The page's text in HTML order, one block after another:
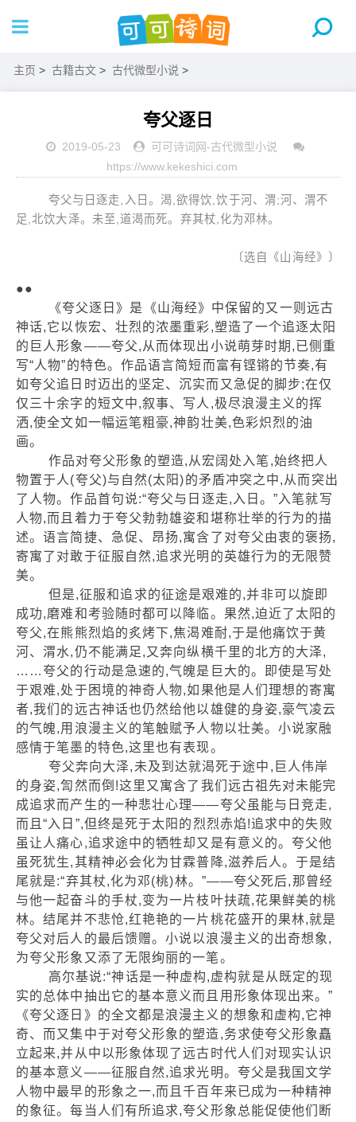
主页 > 古籍古文 > 古代微型小说 >
夸父逐日
2019-05-23 可可诗词网-古代微型小说
https://www.kekeshici.com
夸父与日逐走,入日。渴,欲得饮,饮于河、渭;河、渭不
足,北饮大泽。未至,道渴而死。弃其杖,化为邓林。
〔选自《山海经》〕
●●
《夸父逐日》是《山海经》中保留的又一则远古
神话,它以恢宏、壮烈的浓墨重彩,塑造了一个追逐太阳
的巨人形象——夸父,从而体现出小说萌芽时期,已侧重
写“人物”的特色。作品语言简短而富有铿锵的节奏,有
如夸父追日时迈出的坚定、沉实而又急促的脚步;在仅
仅三十余字的短文中,叙事、写人,极尽浪漫主义的挥
洒,使全文如一幅运笔粗豪,神韵壮美,色彩炽烈的油
画。
作品对夸父形象的塑造,从宏阔处入笔,始终把人
物置于人(夸父)与自然(太阳)的矛盾冲突之中,从而突出
了人物。作品首句说:“夸父与日逐走,入日。”入笔就写
人物,而且着力于夸父勃勃雄姿和堪称壮举的行为的描
述。语言简捷、急促、昂扬,寓含了对夸父由衷的褒扬,
寄寓了对敢于征服自然,追求光明的英雄行为的无限赞
美。
但是,征服和追求的征途是艰难的,并非可以旋即
成功,磨难和考验随时都可以降临。果然,迫近了太阳的
夸父,在熊熊烈焰的炙烤下,焦渴难耐,于是他痛饮于黄
河、渭水,仍不能满足,又奔向纵横千里的北方的大泽,
……夸父的行动是急速的,气魄是巨大的。即使是写处
于艰难,处于困境的神奇人物,如果他是人们理想的寄寓
者,我们的远古神话也仍然给他以雄健的身姿,豪气凌云
的气魄,用浪漫主义的笔触赋予人物以壮美。小说家融
感情于笔墨的特色,这里也有表现。
夸父奔向大泽,未及到达就渴死于途中,巨人伟岸
的身姿,訇然而倒!这里又寓含了我们远古祖先对未能完
成追求而产生的一种悲壮心理——夸父虽能与日竞走,
而且“入日”,但终是死于太阳的烈烈赤焰!追求中的失败
虽让人痛心,追求途中的牺牲却又是有意义的。夸父他
虽死犹生,其精神必会化为甘霖普降,滋养后人。于是结
尾就是:“弃其杖,化为邓(桃)林。”——夸父死后,那曾经
与他一起奋斗的手杖,变为一片枝叶扶疏,花果鲜美的桃
林。结尾并不悲怆,红艳艳的一片桃花盛开的果林,就是
夸父对后人的最后馈赠。小说以浪漫主义的出奇想象,
为夸父形象又添了无限绚丽的一笔。
高尔基说:“神话是一种虚构,虚构就是从既定的现
实的总体中抽出它的基本意义而且用形象体现出来。”
《夸父逐日》的全文都是浪漫主义的想象和虚构,它神
奇、而又集中于对夸父形象的塑造,务求使夸父形象矗
立起来,并从中以形象体现了远古时代人们对现实认识
的基本意义——征服自然,追求光明。夸父是我国文学
人物中最早的形象之一,而且千百年来已成为一种精神
的象征。每当人们有所追求,夸父形象总能促使他们断